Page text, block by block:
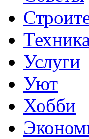
Услуги
Уют
Хобби